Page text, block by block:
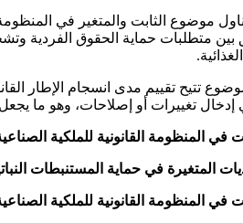
موضوع الثابت والمتغير في
بين متطلبات حماية الحقوق الفردية
تتيح تقييم مدى انسجام الإطار
تغييرات أو إصلاحات، وهو ما يجعل
في المنظومة القانونية للملكية
المتغيرة في حماية المستنبطات
في المنظومة القانونية للملكية